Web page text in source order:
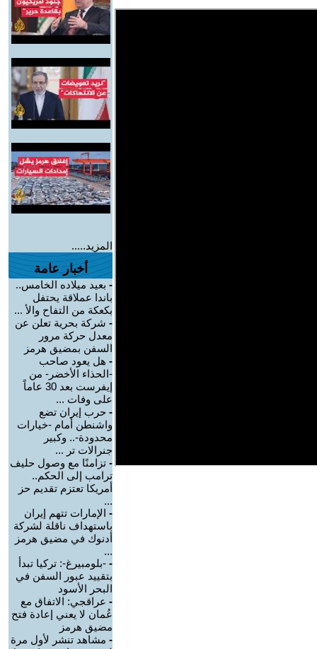
المزيد.....
أخبار عامة
- بعيد ميلاده الخامس..
باندا عملاقة يحتفل
بكعكة من التفاح والأ ...
- شركة بحرية تعلن عن
معدل حركة مرور
السفن بمضيق هرمز
- هل يعود صاحب
-الحذاء الأخضر- من
إيفرست بعد 30 عاماً
على وفات ...
- حرب إيران تضع
واشنطن أمام -خيارات
محدودة-.. وكبير
جنرالات تر ...
- تزامنًا مع وصول حليف
ترامب إلى الحكم..
أمريكا تعتزم تقديم حز
...
- الإمارات تتهم إيران
باستهداف ناقلة لشركة
أدنوك في مضيق هرمز
...
- -بلومبيرغ-: تركيا تبدأ
بتقييد عبور السفن في
البحر الأسود
- عراقجي: الاتفاق مع
عُمان لا يعني إعادة فتح
مضيق هرمز
- مشاهد تنشر لأول مرة